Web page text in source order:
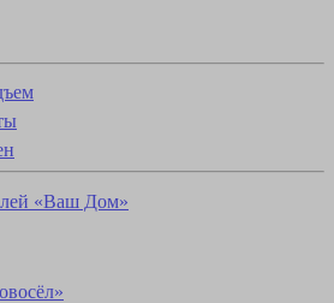
«Ваш Дом»